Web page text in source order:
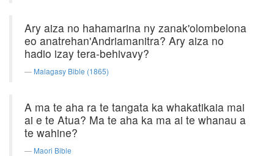
Ary aiza no hahamarina ny zanak'olombelona
eo anatrehan'Andriamanitra? Ary aiza no
hadio izay tera-behivavy?
Malagasy Bible (1865)
A ma te aha ra te tangata ka whakatikaia mai
ai e te Atua? Ma te aha ka ma ai te whanau a
te wahine?
Maori Bible